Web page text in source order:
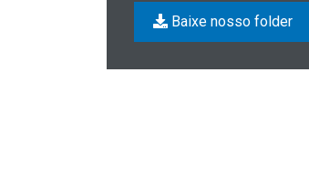
Baixe nosso folder